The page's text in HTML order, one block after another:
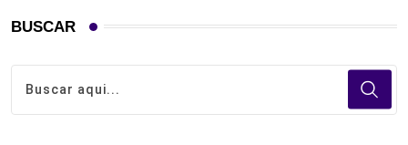
BUSCAR